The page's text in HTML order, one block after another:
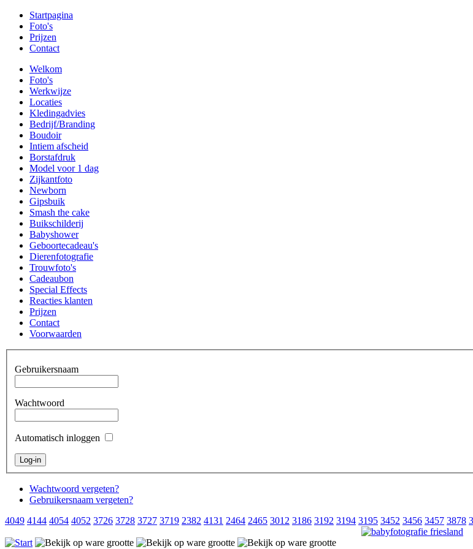
Startpagina
Foto's
Prijzen
Contact
Welkom
Foto's
Werkwijze
Locaties
Kledingadvies
Bedrijf/Branding
Boudoir
Intiem afscheid
Borstafdruk
Model voor 1 dag
Zijkantfoto
Newborn
Gipsbuik
Smash the cake
Buikschilderij
Babyshower
Geboortecadeau's
Dierenfotografie
Trouwfoto's
Cadeaubon
Special Effects
Reacties klanten
Prijzen
Contact
Voorwaarden
Gebruikersnaam
Wachtwoord
Automatisch inloggen
Wachtwoord vergeten?
Gebruikersnaam vergeten?
4049 4144 4054 4052 3726 3728 3727 3719 2382 4131 2464 2465 3012 3186 3192 3194 3195 3452 3456 3457 3878